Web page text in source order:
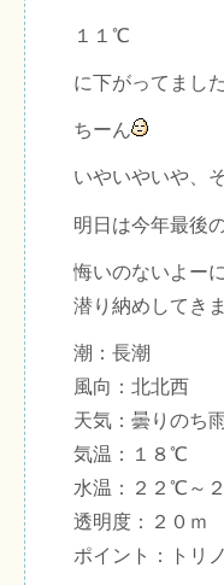
１１℃
に下がってました
ちーん
いやいやいや、
明日は今年最後
悔いのないよー
潜り納めしてき
潮：長潮
風向：北北西
天気：曇りのち
気温：１８℃
水温：２２℃～
透明度：２０ｍ
ポイント：トリ